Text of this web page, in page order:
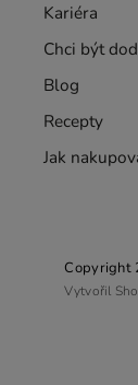
Kariéra
Chci být
Blog
Recepty
Jak
Copyright
Vytvořil